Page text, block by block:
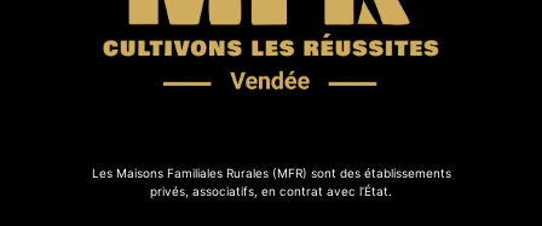
Les Maisons Familiales Rurales (MFR) sont des établissements
privés, associatifs, en contrat avec l’État.